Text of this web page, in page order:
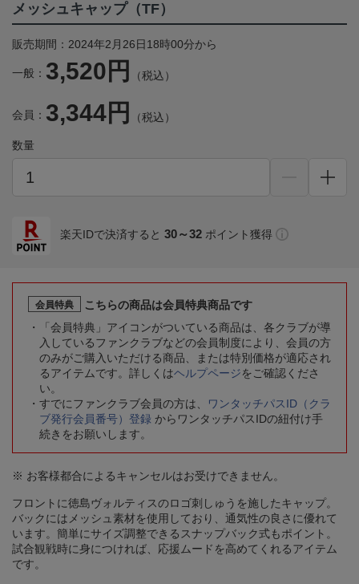
メッシュキャップ（TF）
販売期間：2024年2月26日18時00分から
一般： 3,520円 （税込）
会員： 3,344円 （税込）
数量
楽天IDで決済すると 30～32 ポイント獲得
会員特典
こちらの商品は会員特典商品です
「会員特典」アイコンがついている商品は、各クラブが導
入しているファンクラブなどの会員制度により、会員の方
のみがご購入いただける商品、または特別価格が適応され
るアイテムです。詳しくはヘルプページをご確認くださ
い。
すでにファンクラブ会員の方は、
ワンタッチパスID（クラ
ブ発行会員番号）登録 からワンタッチパスIDの紐付け手
続きをお願いします。
※ お客様都合によるキャンセルはお受けできません。
フロントに徳島ヴォルティスのロゴ刺しゅうを施したキャップ。
バックにはメッシュ素材を使用しており、通気性の良さに優れて
います。簡単にサイズ調整できるスナップバック式もポイント。
試合観戦時に身につければ、応援ムードを高めてくれるアイテム
です。